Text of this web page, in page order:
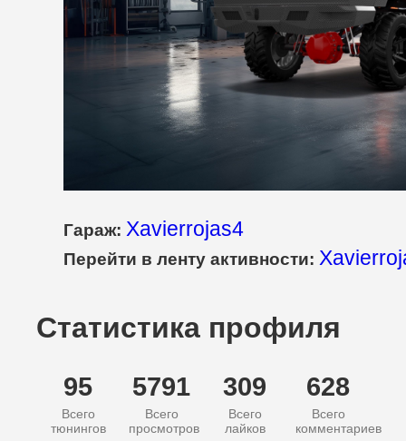
Гараж: Xavierrojas4
Перейти в ленту активности:
Статистика профиля
95
Всего
тюнингов
5791
Всего
просмотров
309
Всего
лайков
628
Всего
комментариев